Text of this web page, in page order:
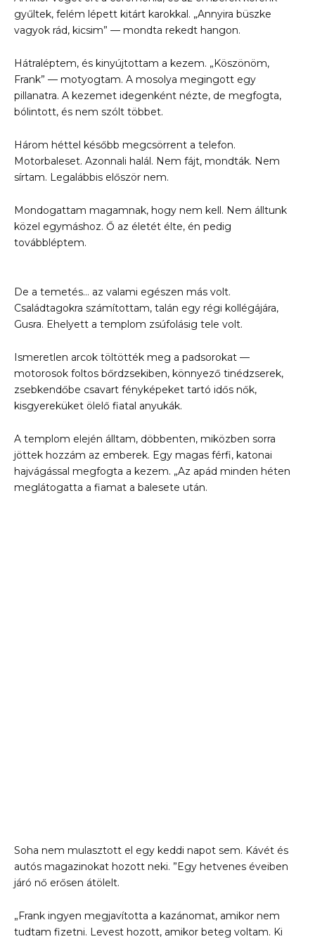
gyűltek, felém lépett kitárt karokkal. „Annyira büszke
vagyok rád, kicsim” — mondta rekedt hangon.
Hátraléptem, és kinyújtottam a kezem. „Köszönöm,
Frank” — motyogtam. A mosolya megingott egy
pillanatra. A kezemet idegenként nézte, de megfogta,
bólintott, és nem szólt többet.
Három héttel később megcsörrent a telefon.
Motorbaleset. Azonnali halál. Nem fájt, mondták. Nem
sírtam. Legalábbis először nem.
Mondogattam magamnak, hogy nem kell. Nem álltunk
közel egymáshoz. Ő az életét élte, én pedig
továbbléptem.
De a temetés… az valami egészen más volt.
Családtagokra számítottam, talán egy régi kollégájára,
Gusra. Ehelyett a templom zsúfolásig tele volt.
Ismeretlen arcok töltötték meg a padsorokat —
motorosok foltos bőrdzsekiben, könnyező tinédzserek,
zsebkendőbe csavart fényképeket tartó idős nők,
kisgyereküket ölelő fiatal anyukák.
A templom elején álltam, döbbenten, miközben sorra
jöttek hozzám az emberek. Egy magas férfi, katonai
hajvágással megfogta a kezem. „Az apád minden héten
meglátogatta a fiamat a balesete után.
Soha nem mulasztott el egy keddi napot sem. Kávét és
autós magazinokat hozott neki. ”Egy hetvenes éveiben
járó nő erősen átölelt.
„Frank ingyen megjavította a kazánomat, amikor nem
tudtam fizetni. Levest hozott, amikor beteg voltam. Ki